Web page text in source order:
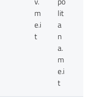
m
e.i
t
lit
a
n
a.
m
e.i
t